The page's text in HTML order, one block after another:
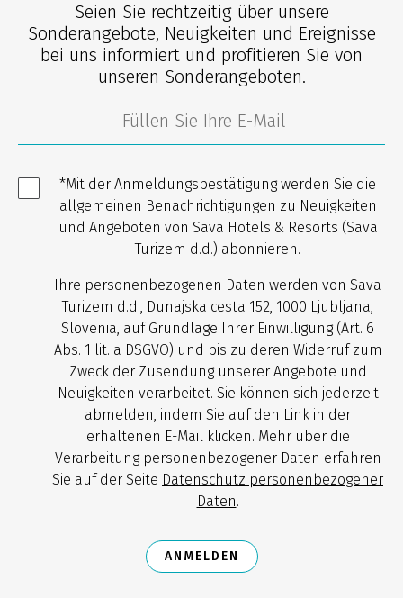
Seien Sie rechtzeitig über unsere
Sonderangebote, Neuigkeiten und Ereignisse
bei uns informiert und profitieren Sie von
unseren Sonderangeboten.
*Mit der Anmeldungsbestätigung werden Sie die
allgemeinen Benachrichtigungen zu Neuigkeiten
und Angeboten von Sava Hotels & Resorts (Sava
Turizem d.d.) abonnieren.
Ihre personenbezogenen Daten werden von Sava
Turizem d.d., Dunajska cesta 152, 1000 Ljubljana,
Slovenia, auf Grundlage Ihrer Einwilligung (Art. 6
Abs. 1 lit. a DSGVO) und bis zu deren Widerruf zum
Zweck der Zusendung unserer Angebote und
Neuigkeiten verarbeitet. Sie können sich jederzeit
abmelden, indem Sie auf den Link in der
erhaltenen E-Mail klicken. Mehr über die
Verarbeitung personenbezogener Daten erfahren
Sie auf der Seite Datenschutz personenbezogener
Daten.
ANMELDEN